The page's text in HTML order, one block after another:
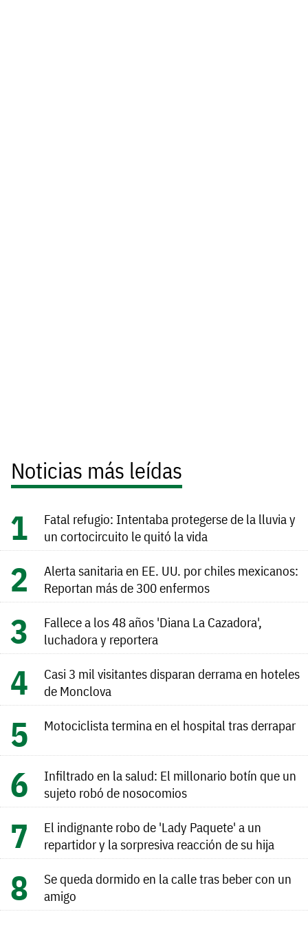
Noticias más leídas
Fatal refugio: Intentaba protegerse de la lluvia y
un cortocircuito le quitó la vida
Alerta sanitaria en EE. UU. por chiles mexicanos:
Reportan más de 300 enfermos
Fallece a los 48 años 'Diana La Cazadora',
luchadora y reportera
Casi 3 mil visitantes disparan derrama en hoteles
de Monclova
Motociclista termina en el hospital tras derrapar
Infiltrado en la salud: El millonario botín que un
sujeto robó de nosocomios
El indignante robo de 'Lady Paquete' a un
repartidor y la sorpresiva reacción de su hija
Se queda dormido en la calle tras beber con un
amigo